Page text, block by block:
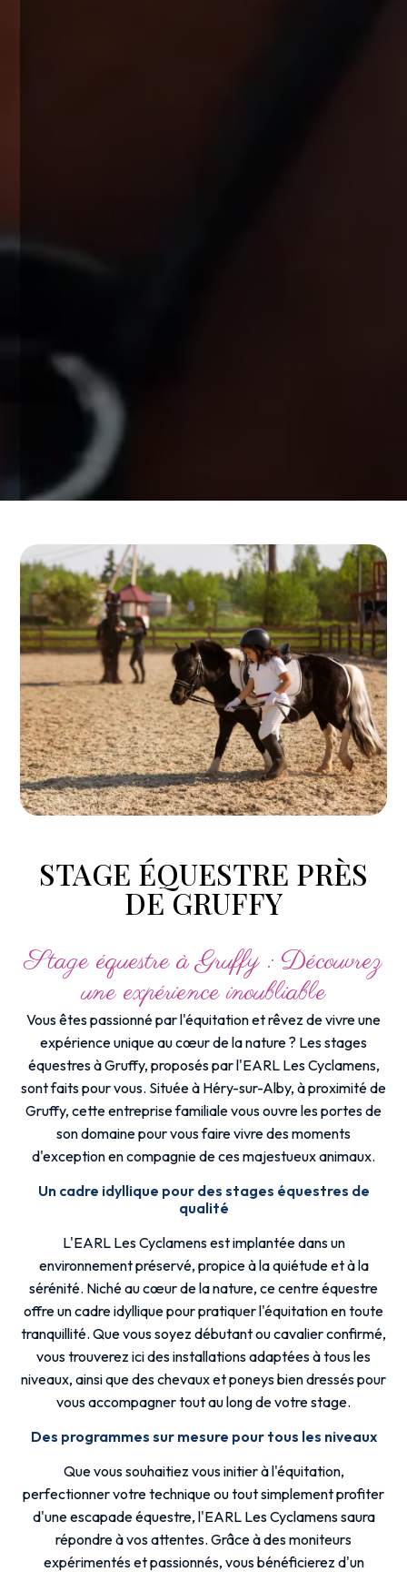
STAGE ÉQUESTRE PRÈS
DE GRUFFY
Stage équestre à Gruffy : Découvrez
une expérience inoubliable
Vous êtes passionné par l'équitation et rêvez de vivre une
expérience unique au cœur de la nature ? Les stages
équestres à Gruffy, proposés par l'EARL Les Cyclamens,
sont faits pour vous. Située à Héry-sur-Alby, à proximité de
Gruffy, cette entreprise familiale vous ouvre les portes de
son domaine pour vous faire vivre des moments
d'exception en compagnie de ces majestueux animaux.
Un cadre idyllique pour des stages équestres de
qualité
L'EARL Les Cyclamens est implantée dans un
environnement préservé, propice à la quiétude et à la
sérénité. Niché au cœur de la nature, ce centre équestre
offre un cadre idyllique pour pratiquer l'équitation en toute
tranquillité. Que vous soyez débutant ou cavalier confirmé,
vous trouverez ici des installations adaptées à tous les
niveaux, ainsi que des chevaux et poneys bien dressés pour
vous accompagner tout au long de votre stage.
Des programmes sur mesure pour tous les niveaux
Que vous souhaitiez vous initier à l'équitation,
perfectionner votre technique ou tout simplement profiter
d'une escapade équestre, l'EARL Les Cyclamens saura
répondre à vos attentes. Grâce à des moniteurs
expérimentés et passionnés, vous bénéficierez d'un